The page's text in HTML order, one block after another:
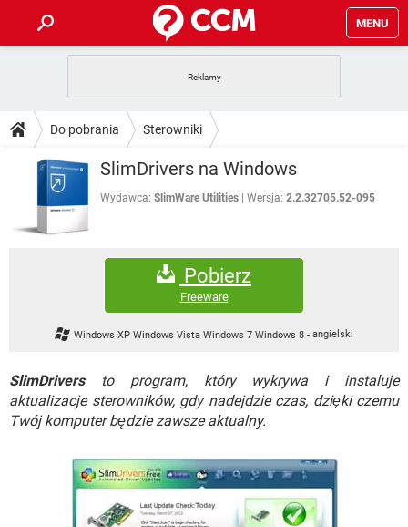
MENU
GRY WHATSAPP
SPOTIFY NETFLIX
INSTAGRAM FACEBOOK
WINDOWS 10
PORADY
PlayStation
SPOTIFY
DO POBRANIA
ANDROID TIKTOK
GRY
NETFLIX
FACEBOOK
FORUM
WHATSAPP
NETFLIX
INSTAGRAM FACEBOOK
TIKTOK
INSTAGRAM FACEBOOK
WINDOWS 10
Do pobrania Sterowniki
SlimDrivers na Windows
Wydawca: SlimWare Utilities Wersja: 2.2.32705.52-095
Pobierz
Freeware
Windows XP Windows Vista Windows 7 Windows 8 - angielski
SlimDriversto program, który wykrywa i instaluje
aktualizacje sterowników, gdy nadejdzie czas, dzięki czemu
Twój komputer będzie zawsze aktualny.